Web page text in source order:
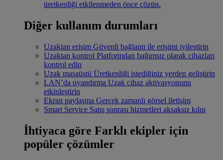
üretkenliği etkilenmeden önce çözün.
Diğer kullanım durumları
Uzaktan erişim Güvenli bağlantı ile erişimi iyileştirin
Uzaktan kontrol Platformdan bağımsız olarak cihazları
kontrol edin
Uzak masaüstü Üretkenliği istediğiniz yerden geliştirin
LAN’da uyandırma Uzak cihaz aktivasyonunu
etkinleştirin
Ekran paylaşma Gerçek zamanlı görsel iletişim
Smart Service Satış sonrası hizmetleri aksaksız kılın
İhtiyaca göre Farklı ekipler için
popüler çözümler